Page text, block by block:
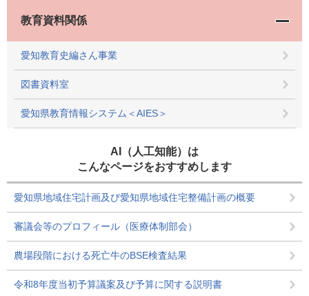
教育資料関係
愛知教育史編さん事業
図書資料室
愛知県教育情報システム＜AIES＞
AI（人工知能）は
こんなページをおすすめします
愛知県地域住宅計画及び愛知県地域住宅整備計画の概要
審議会等のプロフィール（医療体制部会）
農場段階における死亡牛のBSE検査結果
令和8年度当初予算議案及び予算に関する説明書